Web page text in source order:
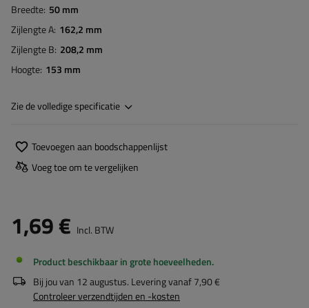
Breedte 50 mm
Zijlengte A 162,2 mm
Zijlengte B 208,2 mm
Hoogte 153 mm
Zie de volledige specificatie
Toevoegen aan boodschappenlijst
Voeg toe om te vergelijken
1,69 € Incl. BTW
Product beschikbaar in grote hoeveelheden
Bij jou van 12 augustus. Levering vanaf7,90 €
Controleer verzendtijden en -kosten